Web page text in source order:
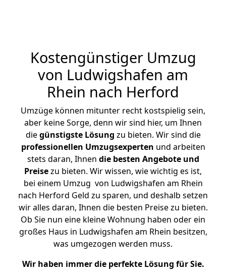
Kostengünstiger Umzug
von Ludwigshafen am
Rhein nach Herford
Umzüge können mitunter recht kostspielig sein,
aber keine Sorge, denn wir sind hier, um Ihnen
diegünstigste Lösung zu bieten. Wir sind die
professionellen Umzugsexperten und arbeiten
stets daran, Ihnen die besten Angebote und
Preisezu bieten. Wir wissen, wie wichtig es ist,
bei einem Umzug von Ludwigshafen am Rhein
nach Herford Geld zu sparen, und deshalb setzen
wir alles daran, Ihnen die besten Preise zu bieten.
Ob Sie nun eine kleine Wohnung haben oder ein
großes Haus in Ludwigshafen am Rhein besitzen,
was umgezogen werden muss.
Wir haben immer die perfekte Lösung für Sie.